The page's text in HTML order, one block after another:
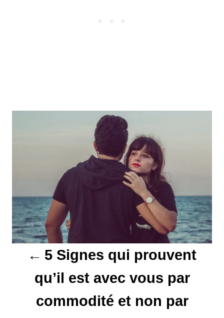
N
g
a
t
5 Signes qui prouvent
qu’il est avec vous par
commodité et non par